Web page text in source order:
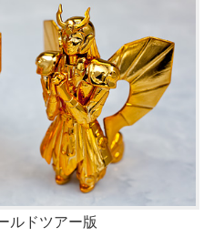
ルドツアー版